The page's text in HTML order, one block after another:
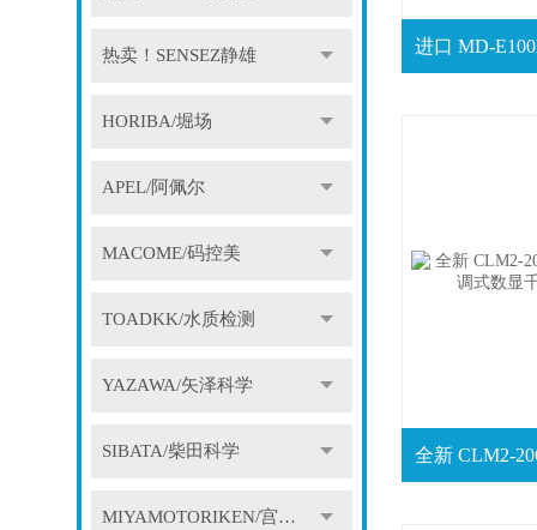
热卖！SENSEZ静雄
HORIBA/堀场
APEL/阿佩尔
MACOME/码控美
TOADKK/水质检测
YAZAWA/矢泽科学
SIBATA/柴田科学
MIYAMOTORIKEN/宫本理研